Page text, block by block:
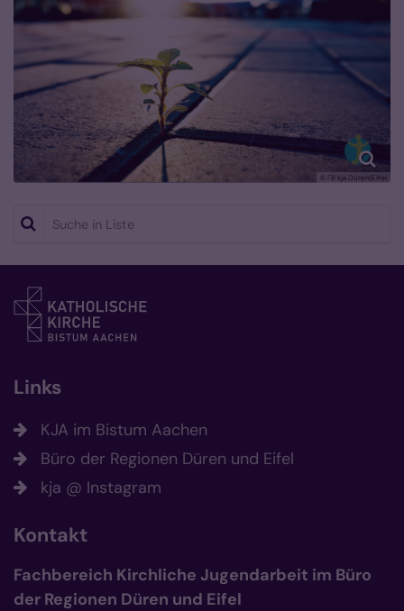
© FB kja Düren|Eifel
Suche in Liste
Links
KJA im Bistum Aachen
Büro der Regionen Düren und Eifel
kja @ Instagram
Kontakt
Fachbereich Kirchliche Jugendarbeit im Büro
der Regionen Düren und Eifel